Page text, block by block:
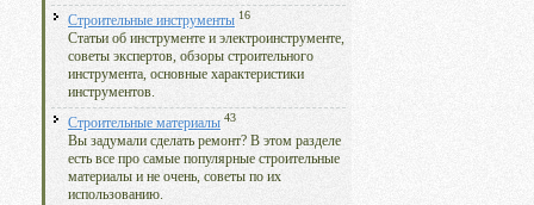
Строительные инструменты 16
Статьи об инструменте и электроинструменте,
советы экспертов, обзоры строительного
инструмента, основные характеристики
инструментов.
Строительные материалы 43
Вы задумали сделать ремонт? В этом разделе
есть все про самые популярные строительные
материалы и не очень, советы по их
использованию.